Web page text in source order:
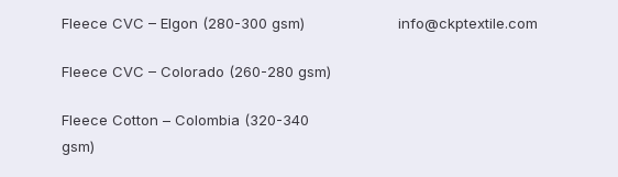
Fleece CVC – Elgon (280-300 gsm)
Fleece CVC – Colorado (260-280 gsm)
Fleece Cotton – Colombia (320-340
gsm)
info@ckptextile.com